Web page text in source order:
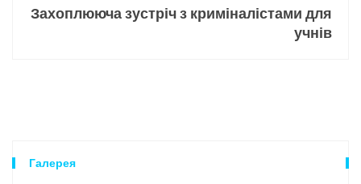
Захоплююча зустріч з криміналістами для
учнів
Галерея